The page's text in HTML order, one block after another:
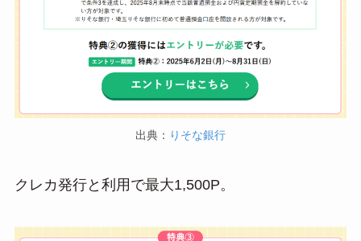
出典： りそな銀行
クレカ発行と利用で最大1,500P。